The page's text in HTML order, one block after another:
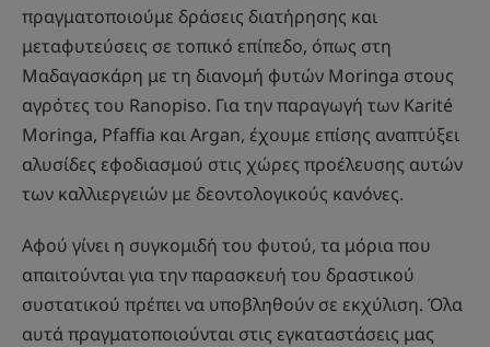
πραγματοποιούμε δράσεις διατήρησης και
μεταφυτεύσεις σε τοπικό επίπεδο, όπως στη
Μαδαγασκάρη με τη διανομή φυτών Moringa στους
αγρότες του Ranopiso. Για την παραγωγή των Κarité
Moringa, Pfaffia και Argan, έχουμε επίσης αναπτύξει
αλυσίδες εφοδιασμού στις χώρες προέλευσης αυτών
των καλλιεργειών με δεοντολογικούς κανόνες.
Αφού γίνει η συγκομιδή του φυτού, τα μόρια που
απαιτούνται για την παρασκευή του δραστικού
συστατικού πρέπει να υποβληθούν σε εκχύλιση. Όλα
αυτά πραγματοποιούνται στις εγκαταστάσεις μας